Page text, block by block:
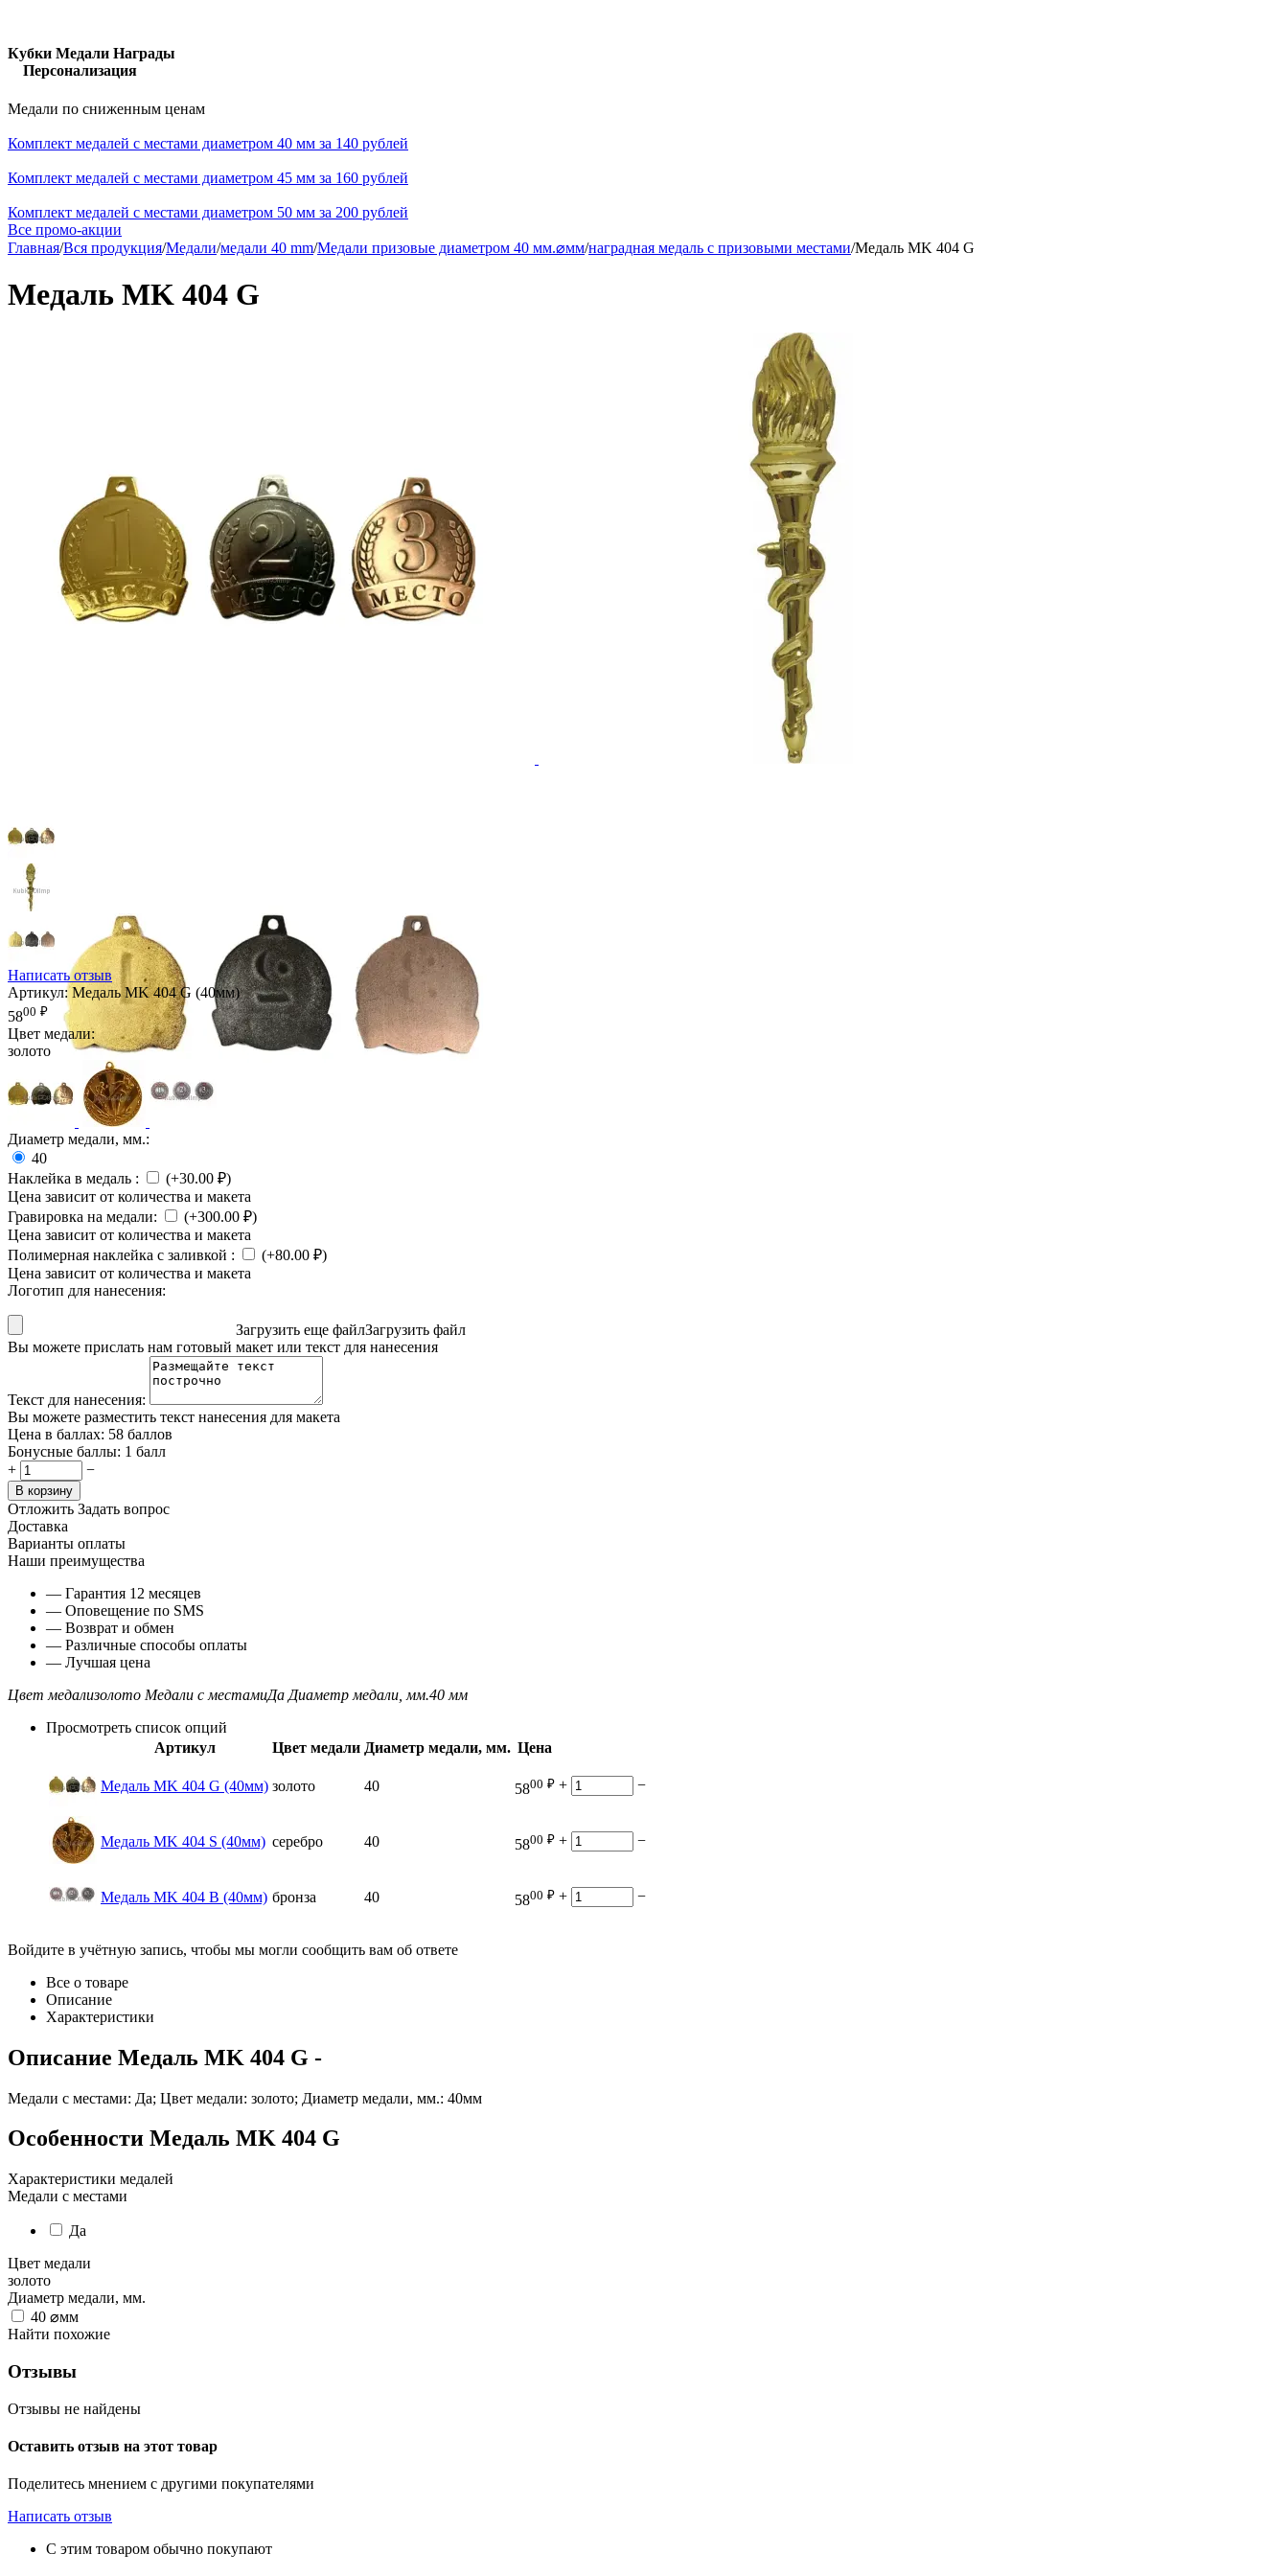
Кубки Медали Награды
Персонализация
Медали по сниженным ценам
Комплект медалей с местами диаметром 40 мм за 140 рублей
Комплект медалей с местами диаметром 45 мм за 160 рублей
Комплект медалей с местами диаметром 50 мм за 200 рублей
Все промо-акции
Главная/Вся продукция/Медали/медали 40 mm/Медали призовые диаметром 40 мм.⌀мм/наградная медаль с призовыми местами/Медаль MK 404 G
Медаль MK 404 G
Написать отзыв
Артикул: Медаль MK 404 G (40мм)
5800 ₽
Цвет медали:
золото
Диаметр медали, мм.:
40
Наклейка в медаль : (+30.00 ₽)
Цена зависит от количества и макета
Гравировка на медали:
(+300.00 ₽)
Цена зависит от количества и макета
Полимерная наклейка с заливкой : (+80.00 ₽)
Цена зависит от количества и макета
Логотип для нанесения:
Загрузить еще файлЗагрузить файл
Вы можете прислать нам готовый макет или текст для нанесения
Текст для нанесения:
Вы можете разместить текст нанесения для макета
Цена в баллах: 58 баллов
Бонусные баллы: 1 балл
+
−
В корзину
Отложить Задать вопрос
Доставка
Варианты оплаты
Наши преимущества
— Гарантия 12 месяцев
— Оповещение по SMS
— Возврат и обмен
— Различные способы оплаты
— Лучшая цена
Цвет медализолото Медали с местамиДа Диаметр медали, мм.40 мм
Просмотреть список опций
Артикул
Цвет медали Диаметр медали, мм. Цена
Медаль MK 404 G (40мм) золото 40 5800 ₽ + −
Медаль MK 404 S (40мм) серебро 40 5800 ₽ + −
Медаль MK 404 B (40мм) бронза 40 5800 ₽ + −
Войдите в учётную запись, чтобы мы могли сообщить вам об ответе
Все о товаре
Описание
Характеристики
Описание Медаль MK 404 G -
Медали с местами: Да; Цвет медали: золото; Диаметр медали, мм.: 40мм
Особенности Медаль MK 404 G
Характеристики медалей
Медали с местами
Да
Цвет медали
золото
Диаметр медали, мм.
40 ⌀мм
Найти похожие
Отзывы
Отзывы не найдены
Оставить отзыв на этот товар
Поделитесь мнением с другими покупателями
Написать отзыв
С этим товаром обычно покупают